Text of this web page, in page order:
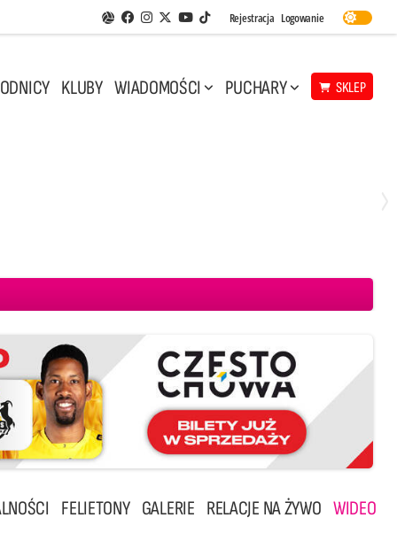
Aplikacja Siatkarskie Ligi
Facebook
Instagram
Twitter
Youtube
TikTok
Rejestracja Logowanie
KLUBY WIADOMOŚCI PUCHARY SKLEP
FELIETONY GALERIE RELACJE NA ŻYWO WIDEO